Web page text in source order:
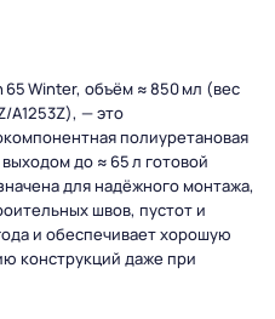
65 Winter, объём ≈ 850 мл (вес
A1253Z), — это
полиуретановая
до ≈ 65 л готовой
для надёжного монтажа,
швов, пустот и
и обеспечивает хорошую
конструкций даже при